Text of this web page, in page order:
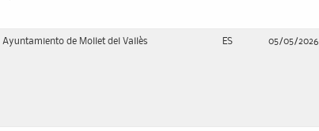
Ayuntamiento de Mollet del Vallès ES 05/05/2026